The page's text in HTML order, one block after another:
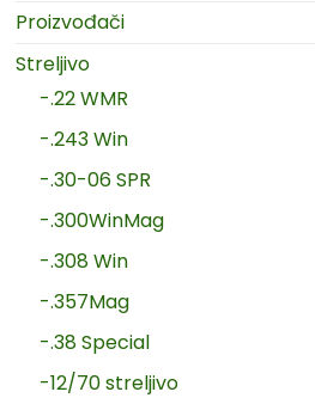
Proizvođači
Streljivo
-.22 WMR
-.243 Win
-.30-06 SPR
-.300WinMag
-.308 Win
-.357Mag
-.38 Special
-12/70 streljivo